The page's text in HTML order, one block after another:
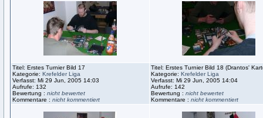
Titel: Erstes Turnier Bild 17
Kategorie: Krefelder Liga
Verfasst: Mi 29 Jun, 2005 14:03
Aufrufe: 132
Bewertung : nicht bewertet
Kommentare : nicht kommentiert
Titel: Erstes Turnier Bild 18 (Drantos'
Kategorie: Krefelder Liga
Verfasst: Mi 29 Jun, 2005 14:04
Aufrufe: 142
Bewertung : nicht bewertet
Kommentare : nicht kommentiert